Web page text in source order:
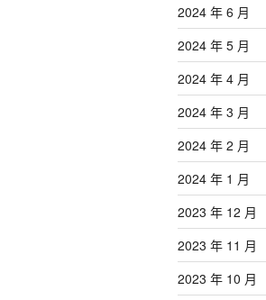
2024 年 6 月
2024 年 5 月
2024 年 4 月
2024 年 3 月
2024 年 2 月
2024 年 1 月
2023 年 12 月
2023 年 11 月
2023 年 10 月